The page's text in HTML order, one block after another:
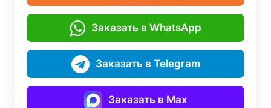
Заказать в WhatsApp
Заказать в Telegram
Заказать в Max